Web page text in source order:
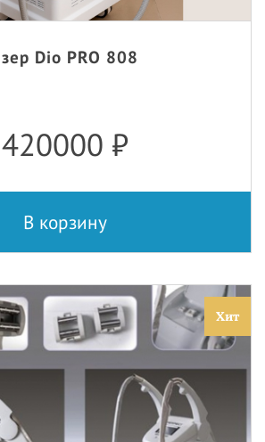
Dio PRO 808
420000 ₽
В корзину
Хит